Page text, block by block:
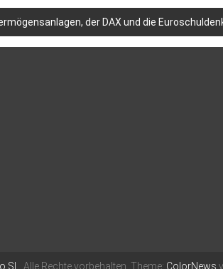
der DAX und die
SL . Alle Rechte vorbehalten. Theme: ColorNews